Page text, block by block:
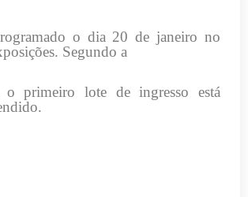
o dia 20 de janeiro no
Segundo a
o primeiro lote de ingresso está